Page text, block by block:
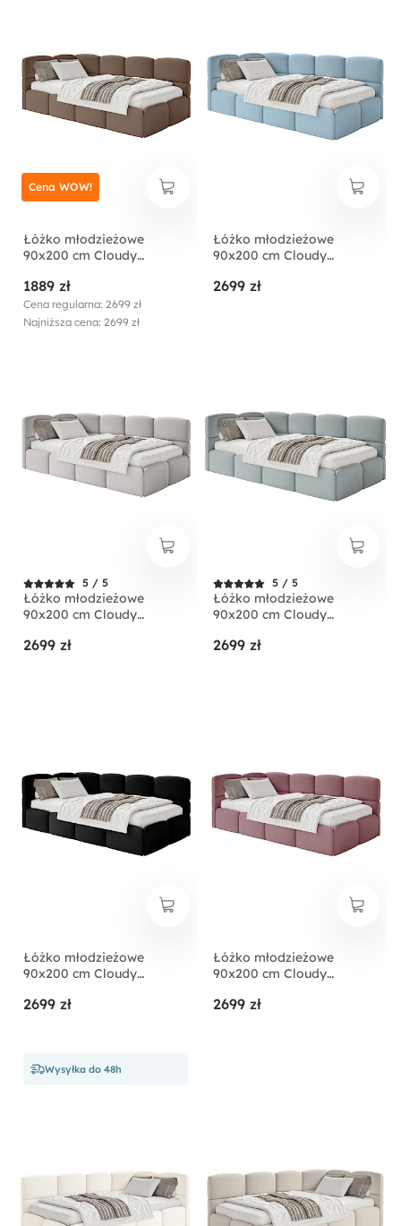
Łóżko młodzieżowe
90x200 cm Cloudy
pojemnikiem brązowe
welur hydrofobowy
łatwoczyszczący
1889 zł
Cena regularna: 2699 zł
Najniższa cena: 2699 zł
Cena WOW!
Łóżko młodzieżowe
90x200 cm Cloudy
pojemnikiem błękitne
2699 zł
5 / 5
Łóżko młodzieżowe
90x200 cm Cloudy
pojemnikiem jasnoszare
2699 zł
5 / 5
Łóżko młodzieżowe
90x200 cm Cloudy
pojemnikiem szare welur
2699 zł
Łóżko młodzieżowe
90x200 cm Cloudy
pojemnikiem czarne welur
2699 zł
Wysyłka do 48h
Łóżko młodzieżowe
90x200 cm Cloudy
pojemnikiem różowe welur
2699 zł